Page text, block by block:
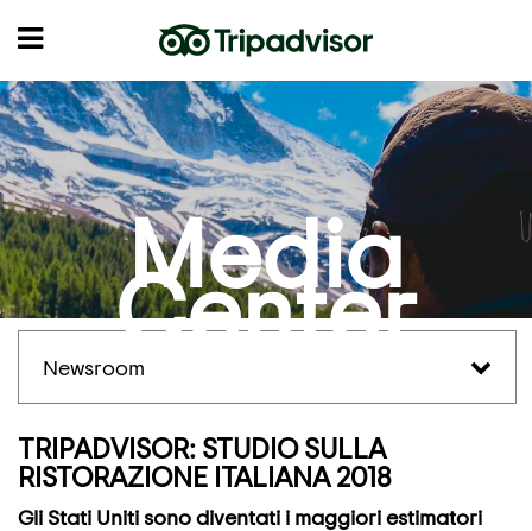
Media
Center
Newsroom
TRIPADVISOR: STUDIO SULLA
RISTORAZIONE ITALIANA 2018
Gli Stati Uniti sono diventati i maggiori estimatori